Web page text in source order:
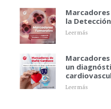
la
Leer más
un
Leer más